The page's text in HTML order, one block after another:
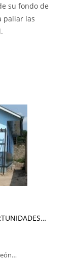
su fondo de
paliar las